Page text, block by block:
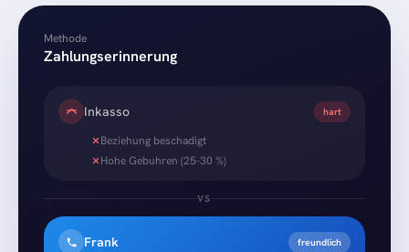
Methode
Zahlungserinnerung
Inkasso hart
Beziehung beschadigt
Hohe Gebuhren (25-30 %)
VS
Frank freundlich